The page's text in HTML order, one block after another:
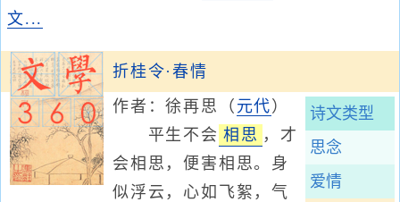
文...
折桂令·春情
诗文类型
思念
爱情
作者：徐再思 （ 元代 ）
平生不会 相思 ，才
会相思，便害相思。身
似浮云，心如飞絮，气